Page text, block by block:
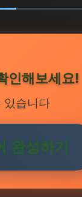
인해보세요!
있습니다
완성하기